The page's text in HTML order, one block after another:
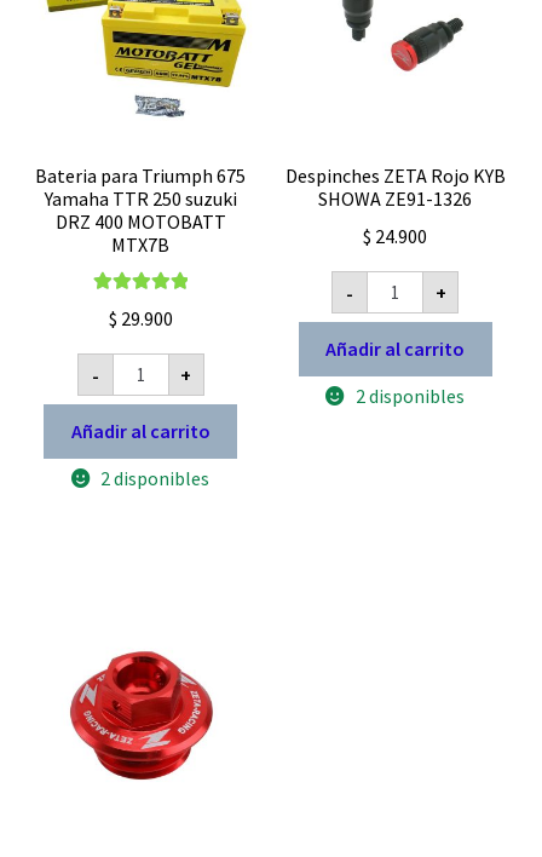
Bateria para Triumph 675
Yamaha TTR 250 suzuki
DRZ 400 MOTOBATT
MTX7B
5.00
$ 29.900
-
Bateria
para
Triumph
675
Yamaha
TTR
250
+
Añadir al carrito
2 disponibles
Despinches ZETA Rojo KYB
SHOWA ZE91-1326
$ 24.900
-
Despinches
ZETA
Rojo
KYB
SHOWA
ZE91-
1326
+
Añadir al carrito
2 disponibles